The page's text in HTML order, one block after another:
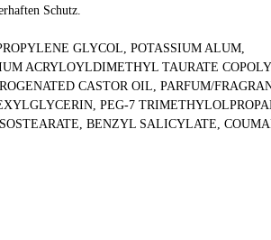
Schutz.
GLYCOL, POTASSIUM ALUM,
ACRYLOYLDIMETHYL TAURATE
CASTOR OIL, PARFUM/
PEG-7
BENZYL SALICYLATE,